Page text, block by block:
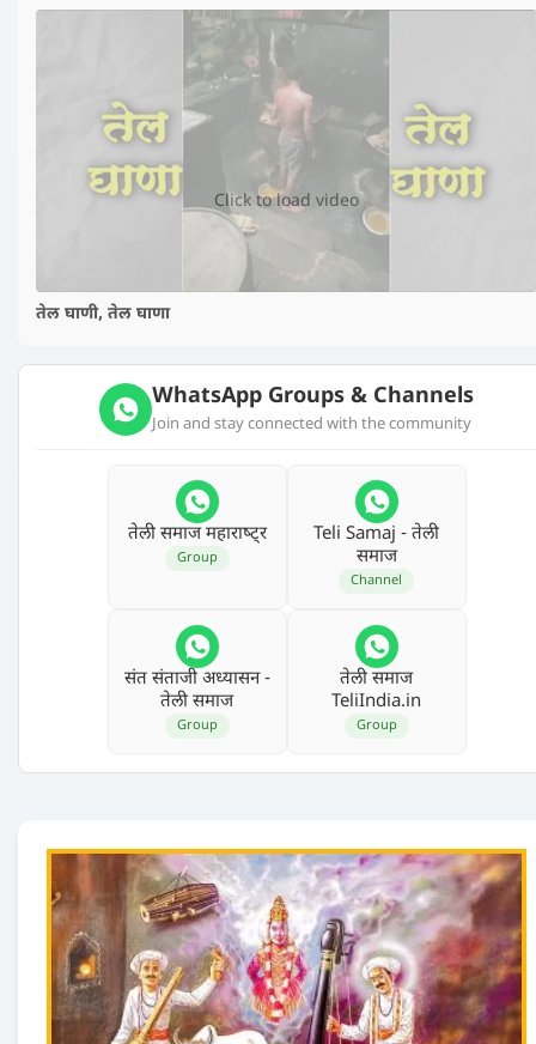
▶️
Click to load video
तेल घाणी, तेल घाणा
WhatsApp Groups & Channels
Join and stay connected with the community
तेली समाज महाराष्‍ट्र
Group
Teli Samaj - तेली
समाज
Channel
संत संताजी अध्‍यासन -
तेली समाज
Group
तेली समाज
TeliIndia.in
Group